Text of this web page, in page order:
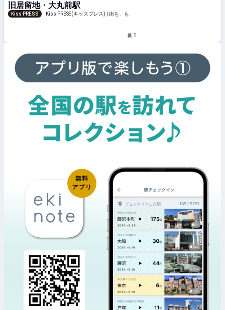
旧居留地・大丸前駅
Kiss PRESS
Kiss PRESS(キッスプレス) | 街を、もっ
5